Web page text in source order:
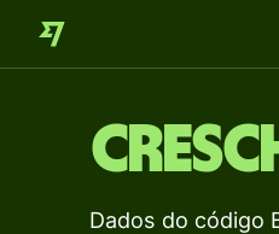
Dados do código